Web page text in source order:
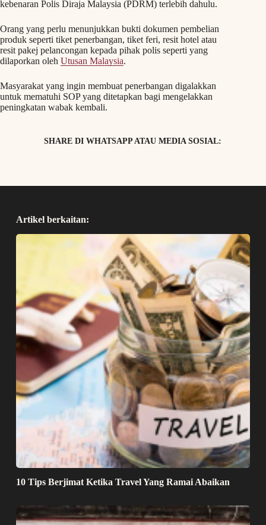
kebenaran Polis Diraja Malaysia (PDRM) terlebih dahulu.
Orang yang perlu menunjukkan bukti dokumen pembelian
produk seperti tiket penerbangan, tiket feri, resit hotel atau
resit pakej pelancongan kepada pihak polis seperti yang
dilaporkan oleh Utusan Malaysia.
Masyarakat yang ingin membuat penerbangan digalakkan
untuk mematuhi SOP yang ditetapkan bagi mengelakkan
peningkatan wabak kembali.
SHARE DI WHATSAPP ATAU MEDIA SOSIAL:
Artikel berkaitan:
10 Tips Berjimat Ketika Travel Yang Ramai Abaikan